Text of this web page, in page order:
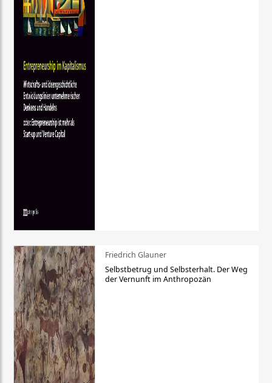
Friedrich Glauner
Selbstbetrug und Selbsterhalt. Der Weg
der Vernunft im Anthropozän